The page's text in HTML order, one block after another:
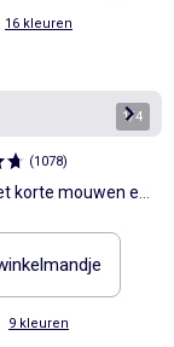
16 kleuren
1/4
(1078)
korte mouwen en
9 kleuren